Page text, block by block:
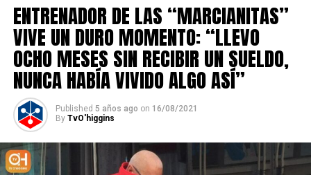
ENTRENADOR DE LAS “MARCIANITAS”
VIVE UN DURO MOMENTO: “LLEVO
OCHO MESES SIN RECIBIR UN SUELDO,
NUNCA HABÍA VIVIDO ALGO ASÍ”
Published 5 años ago on 16/08/2021
By TvO'higgins